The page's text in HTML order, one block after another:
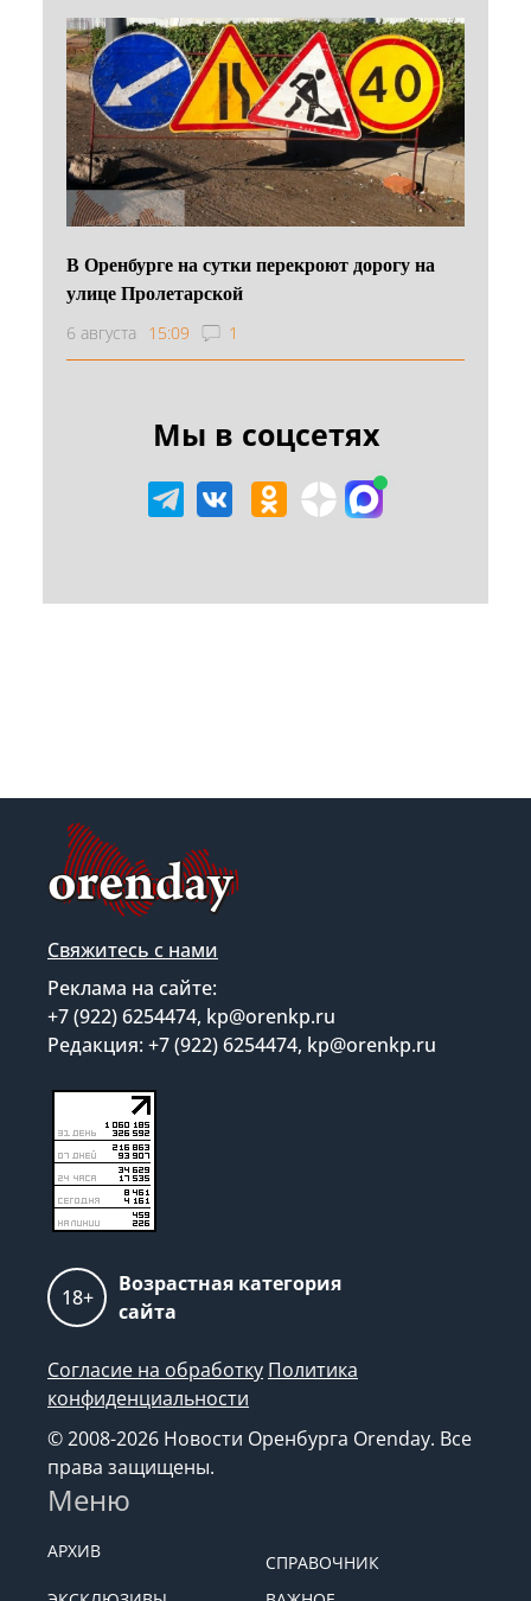
В Оренбурге на сутки перекроют дорогу на
улице Пролетарской
6 августа 15:09 1
Мы в соцсетях
Свяжитесь с нами
Реклама на сайте:
+7 (922) 6254474, kp@orenkp.ru
Редакция: +7 (922) 6254474, kp@orenkp.ru
18+
Возрастная категория
сайта
Согласие на обработку Политика
конфиденциальности
© 2008-2026 Новости Оренбурга Orenday. Все
права защищены.
Меню
АРХИВ
СПРАВОЧНИК